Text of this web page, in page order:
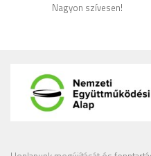
Nagyon szívesen!